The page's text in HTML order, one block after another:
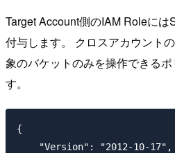
Target Account側のIAM Roleに
付与します。 クロスアカウント
象のバケットのみを操作できる
す。
{
    "Version": "2012-10-17",